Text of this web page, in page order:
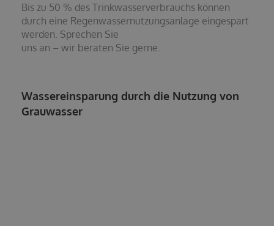
Bis zu 50 % des Trinkwasserverbrauchs können
durch eine Regenwassernutzungsanlage eingespart
werden. Sprechen Sie
uns an – wir beraten Sie gerne.
Wassereinsparung durch die Nutzung von
Grauwasser